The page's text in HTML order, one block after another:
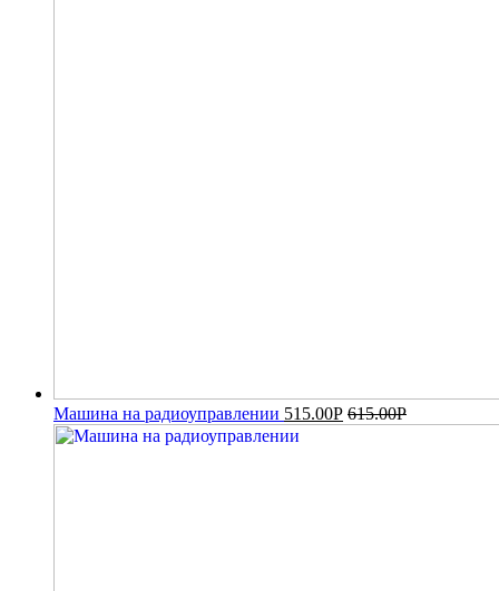
Машина на радиоуправлении 515.00Р 615.00Р